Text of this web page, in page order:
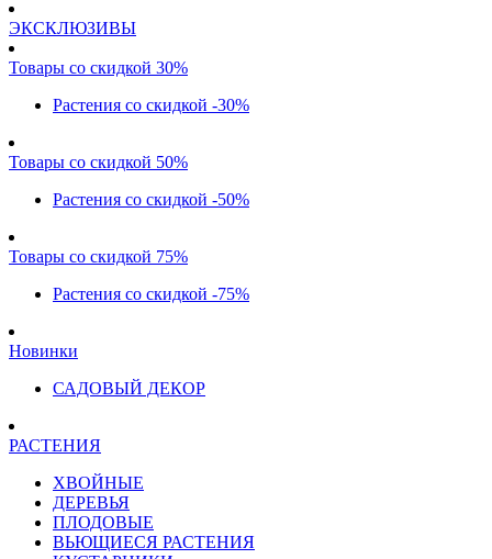
ЭКСКЛЮЗИВЫ
Товары со скидкой 30%
Растения со скидкой -30%
Товары со скидкой 50%
Растения со скидкой -50%
Товары со скидкой 75%
Растения со скидкой -75%
Новинки
САДОВЫЙ ДЕКОР
РАСТЕНИЯ
ХВОЙНЫЕ
ДЕРЕВЬЯ
ПЛОДОВЫЕ
ВЬЮЩИЕСЯ РАСТЕНИЯ